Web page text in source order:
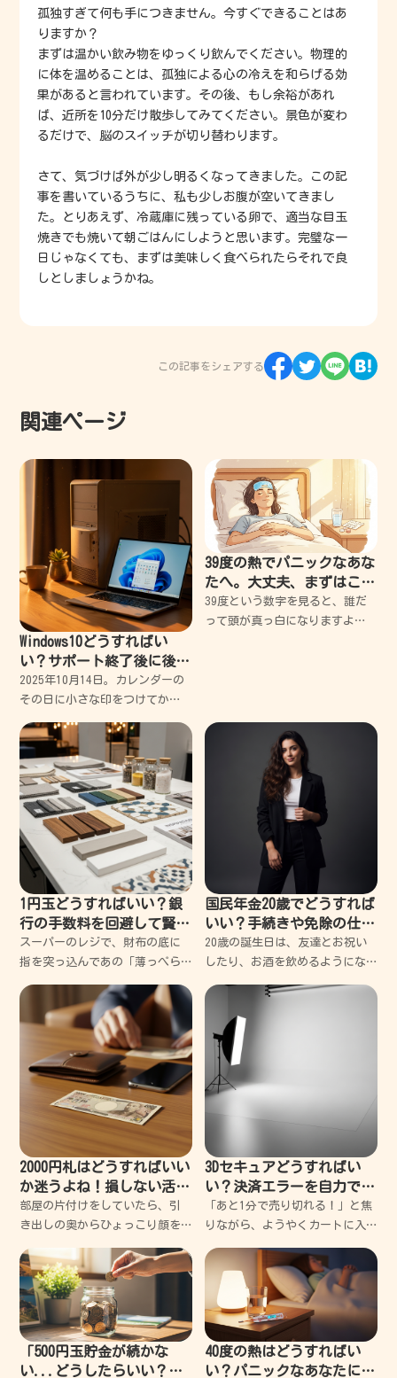
孤独すぎて何も手につきません。今すぐできることはあ
りますか？
まずは温かい飲み物をゆっくり飲んでください。物理的
に体を温めることは、孤独による心の冷えを和らげる効
果があると言われています。その後、もし余裕があれ
ば、近所を10分だけ散歩してみてください。景色が変わ
るだけで、脳のスイッチが切り替わります。
さて、気づけば外が少し明るくなってきました。この記
事を書いているうちに、私も少しお腹が空いてきまし
た。とりあえず、冷蔵庫に残っている卵で、適当な目玉
焼きでも焼いて朝ごはんにしようと思います。完璧な一
日じゃなくても、まずは美味しく食べられたらそれで良
しとしましょうかね。
この記事をシェアする
関連ページ
Windows10どうすればい
い？サポート終了後に後悔
しないための対策法
2025年10月14日。カレンダーの
その日に小さな印をつけてか
時間が増えました。 長年連れ添
った仕事道具には、どうしても
愛着が湧くものです。キーボー
ドの隙間に詰まっ
39度の熱でパニックなあな
たへ。大丈夫、まずはこれ
を読んで。失敗から学んだ
安心の対処法
39度という数字を見ると、誰だ
って頭が真っ白になりますよ
1円玉どうすればいい？銀
行の手数料を回避して賢く
使い切るコツ
スーパーのレジで、財布の底に
指を突っ込んであの「薄っぺら
えめに言っても苦痛だ。 後ろに
並ぶおじさんの舌打ちが聞こえ
てくるような気がして、結局諦
めて千円札を出してしまう
国民年金20歳でどうすれば
いい？手続きや免除の仕組
みを優しく教えるね
20歳の誕生日は、友達とお祝い
したり、お酒を飲めるようにな
でも、そんな楽しい気分のとこ
ろに、日本年金機構から「国民
年金」と書かれた青い封筒やハ
ガ
2000円札はどうすればいい
か迷うよね！損しない活用
法を失敗談から紹介
部屋の片付けをしていたら、引
き出しの奥からひょっこり顔を
なと思う反面、正直「これ、ど
うすればいいんだ？」って一瞬
フリーズしちゃうよね。僕も
昔、ラッキーだと思って財布に
入
3Dセキュアどうすればい
い？決済エラーを自力で突
破する超簡単解決ガイド
「あと1分で売り切れる！」と焦
りながら、ようやくカートに入
情報を入力して、さあ注文確定
だと思った瞬間に表示されたあ
の「白い画面」。 パスワードを
入力してくださいと言わ
「500円玉貯金が続かな
い...どうしたらいい？」
40度の熱はどうすればい
い？パニックなあなたに寄